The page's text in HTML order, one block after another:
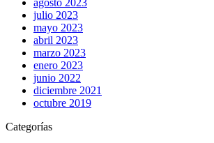
agosto 2023
julio 2023
mayo 2023
abril 2023
marzo 2023
enero 2023
junio 2022
diciembre 2021
octubre 2019
Categorías